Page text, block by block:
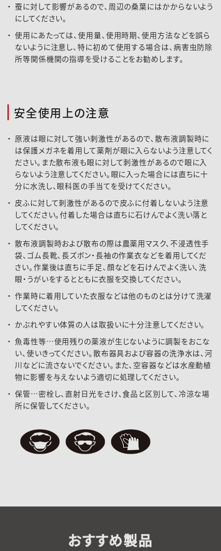
蚕に対して影響があるので、周辺の桑葉にはかからないよう
にしてください。
使用にあたっては、使用量、使用時期、使用方法などを誤ら
ないように注意し、特に初めて使用する場合は、病害虫防除
所等関係機関の指導を受けることをお勧めします。
安全使用上の注意
原液は眼に対して強い刺激性があるので、散布液調製時に
は保護メガネを着用して薬剤が眼に入らないよう注意してく
ださい。また散布液も眼に対して刺激性があるので眼に入
らないよう注意してください。眼に入った場合には直ちに十
分に水洗し、眼科医の手当てを受けてください。
皮ふに対して刺激性があるので皮ふに付着しないよう注意
してください。付着した場合は直ちに石けんでよく洗い落と
してください。
散布液調製時および散布の際は農薬用マスク、不浸透性手
袋、ゴム長靴、長ズボン・長袖の作業衣などを着用してくだ
さい。作業後は直ちに手足、顔などを石けんでよく洗い、洗
眼・うがいをするとともに衣服を交換してください。
作業時に着用していた衣服などは他のものとは分けて洗濯
してください。
かぶれやすい体質の人は取扱いに十分注意してください。
魚毒性等…使用残りの薬液が生じないように調製をおこな
い、使いきってください。散布器具および容器の洗浄水は、河
川などに流さないでください。また、空容器などは水産動植
物に影響を与えないよう適切に処理してください。
保管…密栓し、直射日光をさけ、食品と区別して、冷涼な場
所に保管してください。
おすすめ製品